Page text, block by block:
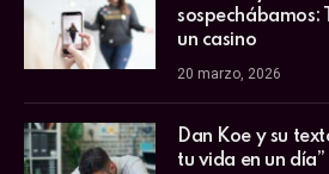
sospechábamos:
un casino
20 marzo, 2026
Dan Koe y su
tu vida en un día”